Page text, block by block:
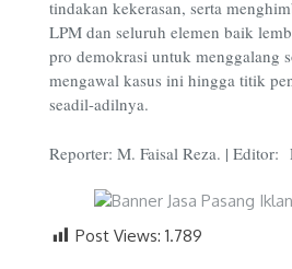
tindakan kekerasan, serta
LPM dan seluruh elemen baik
pro demokrasi untuk menggalang
mengawal kasus ini hingga titik
seadil-adilnya.
Reporter: M. Faisal Reza. | Editor:
Post Views: 1.789